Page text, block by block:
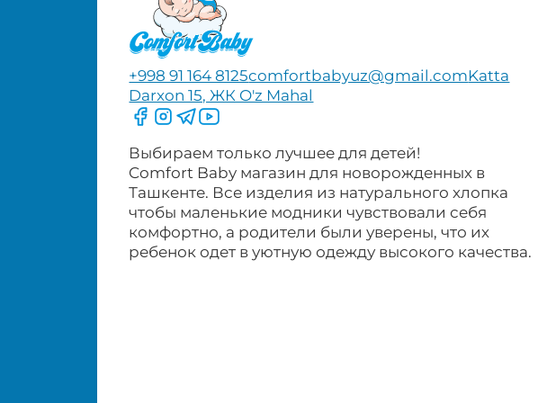
+998 91 164 8125comfortbabyuz@gmail.comKatta
Darxon 15, ЖК O'z Mahal
Следите за нами на Facebook
Следите за нами в Instagram
Следите за нами в Telegram
Следите за нами в YouTube
Выбираем только лучшее для детей!
Comfort Baby магазин для новорожденных в
Ташкенте. Все изделия из натурального хлопка
чтобы маленькие модники чувствовали себя
комфортно, а родители были уверены, что их
ребенок одет в уютную одежду высокого качества.